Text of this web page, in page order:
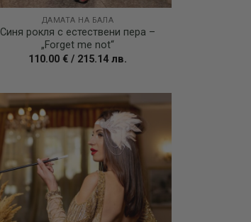
ДАМАТА НА БАЛА
Синя рокля с естествени пера –
„Forget me not“
110.00 € / 215.14 лв.
Add to
wishlist